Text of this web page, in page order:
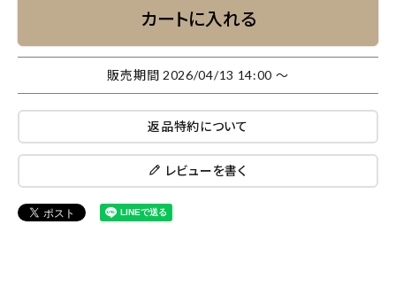
カートに入れる
販売期間 2026/04/13 14:00 〜
返品特約について
レビューを書く